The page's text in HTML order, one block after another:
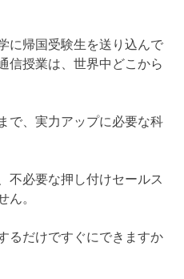
に帰国受験生を送り込んで
信授業は、世界中どこから
で、実力アップに必要な科
不必要な押し付けセールス
ん。
るだけですぐにできますか